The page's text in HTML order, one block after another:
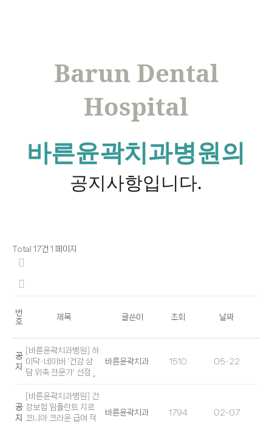
Barun Dental
Hospital
바른윤곽치과병원의
공지사항입니다.
Total 17건 1 페이지
번
호
제목 글쓴이 조회 날짜
공
지
[바른윤곽치과병원] 하
이닥-네이버 '건강 상
담 위촉 전문가' 선정
바른윤곽치과 1510 05-22
공
지
[바른윤곽치과병원] 건
강보험 임플란트 지르
코니아 크라운 급여 적
바른윤곽치과 1794 02-07